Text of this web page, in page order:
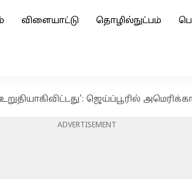
விளையாட்டு தொழில்நுட்பம்
ஜெய்ப்பூரில்
ADVERTISEMENT